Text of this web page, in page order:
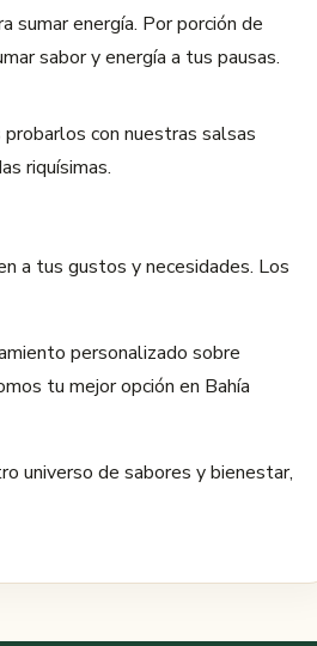
sumar energía. Por porción de
sabor y energía a tus pausas.
con nuestras salsas
riquísimas.
a tus gustos y necesidades. Los
personalizado sobre
tu mejor opción en Bahía
universo de sabores y bienestar,